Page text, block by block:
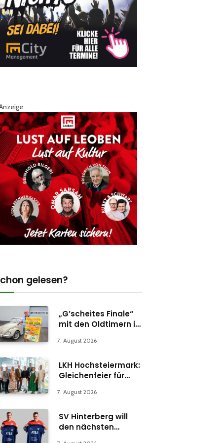
gelesen?
„G’scheites Finale“
mit den Oldtimern in
7. August 2026
LKH Hochsteiermark:
Gleichenfeier für
Abteilung in Bruck
7. August 2026
SV Hinterberg will
den nächsten